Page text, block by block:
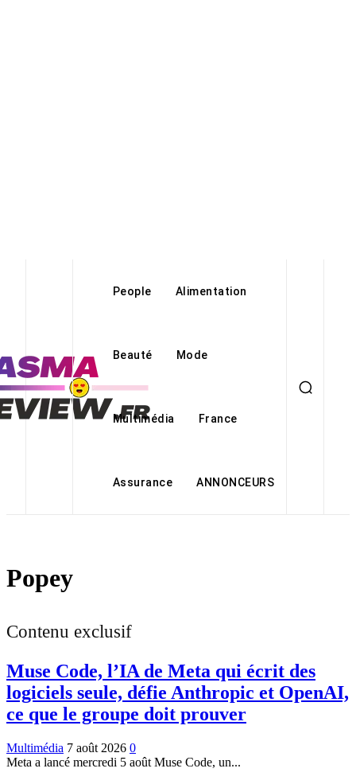
People Alimentation
Beauté Mode
Multimédia France
Assurance ANNONCEURS
Popey
Contenu exclusif
Muse Code, l’IA de Meta qui écrit des
logiciels seule, défie Anthropic et OpenAI,
ce que le groupe doit prouver
Multimédia 7 août 2026 0
Meta a lancé mercredi 5 août Muse Code, un...